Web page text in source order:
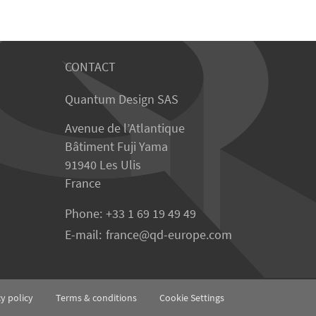
CONTACT
Quantum Design SAS
Avenue de l’Atlantique
Bâtiment Fuji Yama
91940 Les Ulis
France
Phone: +33 1 69 19 49 49
E-mail: france qd-europe.com
policy Terms & conditions Cookie Settings